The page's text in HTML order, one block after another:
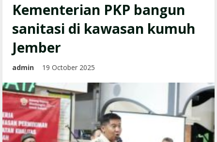
Kementerian PKP bangun
sanitasi di kawasan kumuh
Jember
admin 19 October 2025